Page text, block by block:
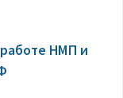
НМП и